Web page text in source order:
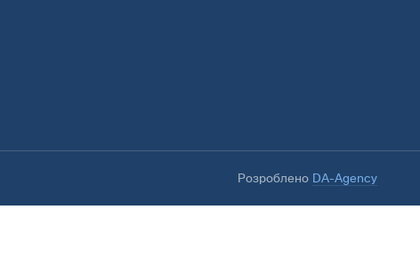
Розроблено DA-Agency